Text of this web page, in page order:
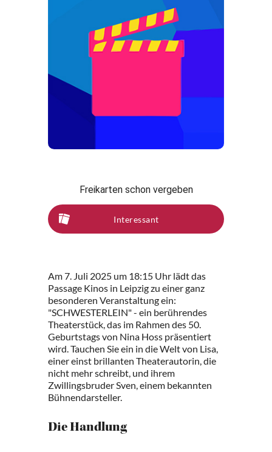
Freikarten schon vergeben
Interessant
Am 7. Juli 2025 um 18:15 Uhr lädt das
Passage Kinos in Leipzig zu einer ganz
besonderen Veranstaltung ein:
"SCHWESTERLEIN" - ein berührendes
Theaterstück, das im Rahmen des 50.
Geburtstags von Nina Hoss präsentiert
wird. Tauchen Sie ein in die Welt von Lisa,
einer einst brillanten Theaterautorin, die
nicht mehr schreibt, und ihrem
Zwillingsbruder Sven, einem bekannten
Bühnendarsteller.
Die Handlung